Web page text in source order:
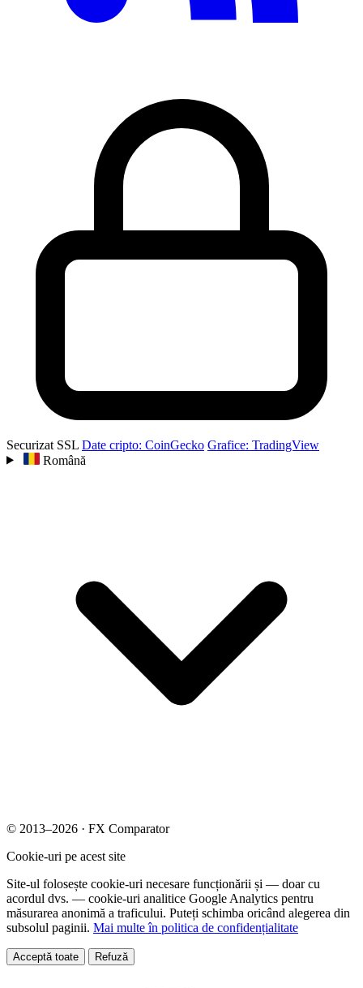
Securizat SSL Date cripto: CoinGecko Grafice: TradingView
Română
© 2013–2026 · FX Comparator
Cookie-uri pe acest site
Site-ul folosește cookie-uri necesare funcționării și — doar cu
acordul dvs. — cookie-uri analitice Google Analytics pentru
măsurarea anonimă a traficului. Puteți schimba oricând alegerea din
subsolul paginii. Mai multe în politica de confidențialitate
Acceptă toate Refuză